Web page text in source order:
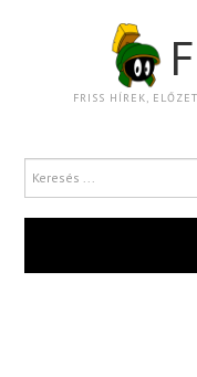
FRISS HÍREK,